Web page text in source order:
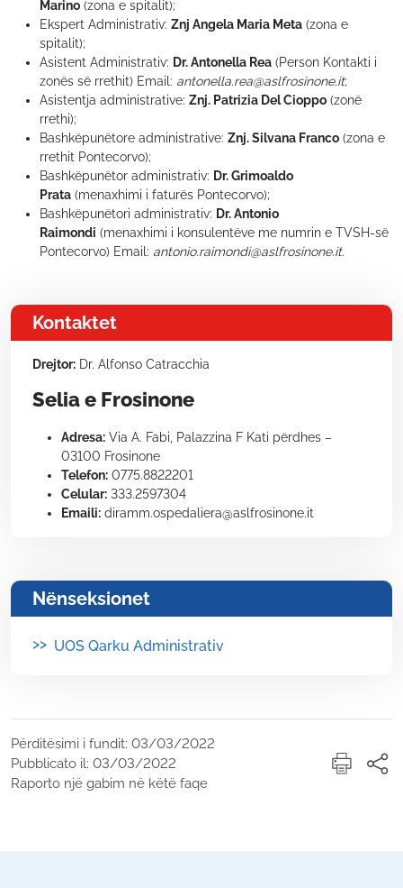
Marino (zona e spitalit);
Ekspert Administrativ: Znj Angela Maria Meta (zona e
spitalit);
Asistent Administrativ: Dr. Antonella Rea (Person Kontakti i
zonës së rrethit) Email: antonella.rea@aslfrosinone.it;
Asistentja administrative: Znj. Patrizia Del Cioppo (zonë
rrethi);
Bashkëpunëtore administrative: Znj. Silvana Franco (zona e
rrethit Pontecorvo);
Bashkëpunëtor administrativ: Dr. Grimoaldo
Prata (menaxhimi i faturës Pontecorvo);
Bashkëpunëtori administrativ: Dr. Antonio
Raimondi (menaxhimi i konsulentëve me numrin e TVSH-së
Pontecorvo) Email: antonio.raimondi@aslfrosinone.it.
Kontaktet
Drejtor: Dr. Alfonso Catracchia
Selia e Frosinone
Adresa: Via A. Fabi, Palazzina F Kati përdhes –
03100 Frosinone
Telefon: 0775.8822201
Celular: 333.2597304
Emaili: diramm.ospedaliera@aslfrosinone.it
Nënseksionet
>> UOS Qarku Administrativ
Përditësimi i fundit: 03/03/2022
Pubblicato il: 03/03/2022
Raporto një gabim në këtë faqe